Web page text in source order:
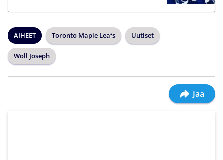
AIHEET Toronto Maple Leafs Uutiset
Woll Joseph
Jaa